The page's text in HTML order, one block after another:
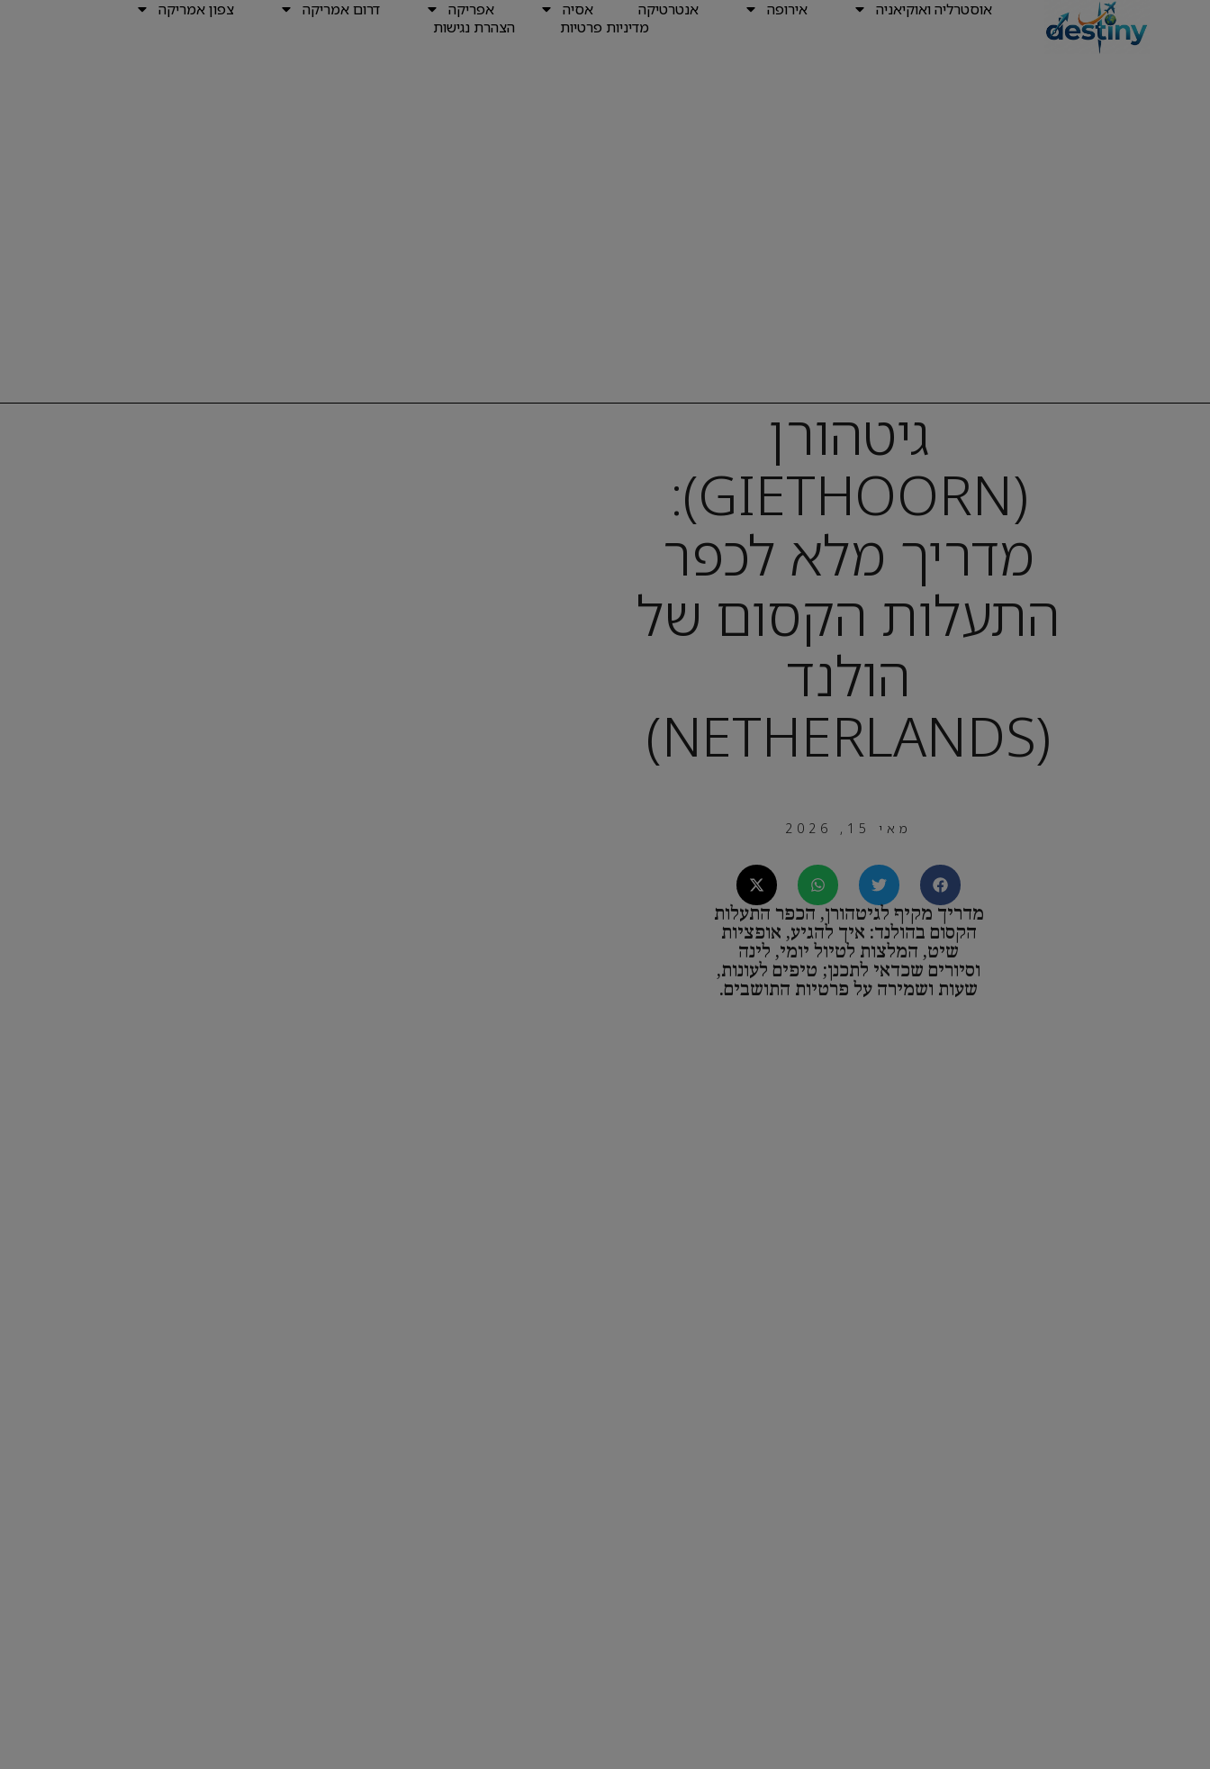
אוסטרליה ואוקיאניה אירופה אנטרטיקה אסיה אפריקה דרום אמריקה
צפון אמריקה
מדיניות פרטיות
הצהרת נגישות
גיטהורן
(GIETHOORN):
מדריך מלא לכפר
התעלות הקסום של
הולנד
(NETHERLANDS)
מאי 15, 2026
מדריך מקיף לגיטהורן, הכפר התעלות
הקסום בהולנד: איך להגיע, אופציות
שיט, המלצות לטיול יומי, לינה
וסיורים שכדאי לתכנן; טיפים לעונות,
שעות ושמירה על פרטיות התושבים.